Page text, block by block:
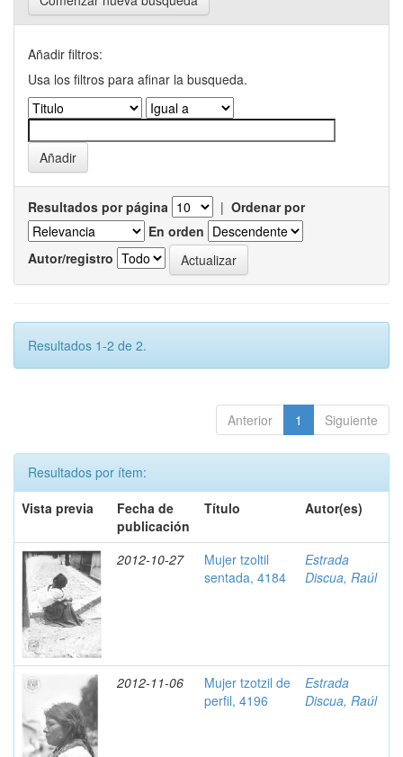
Añadir filtros:
Usa los filtros para afinar la busqueda.
Resultados por página | Ordenar por
En orden
Autor/registro
Resultados 1-2 de 2.
Anterior 1 Siguiente
Resultados por ítem:
Vista previa
Fecha de
publicación
Título Autor(es)
2012-10-27
Mujer tzoltil
sentada, 4184
Estrada
Discua, Raúl
2012-11-06
Mujer tzotzil de
perfil, 4196
Estrada
Discua, Raúl